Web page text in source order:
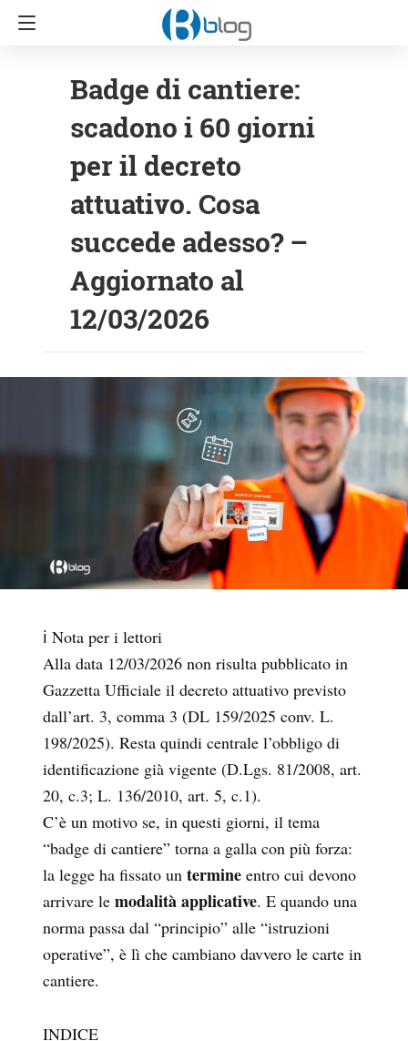
Badge di cantiere:
scadono i 60 giorni
per il decreto
attuativo. Cosa
succede adesso? –
Aggiornato al
12/03/2026
ℹ Nota per i lettori
Alla data 12/03/2026 non risulta pubblicato in
Gazzetta Ufficiale il decreto attuativo previsto
dall’art. 3, comma 3 (DL 159/2025 conv. L.
198/2025). Resta quindi centrale l’obbligo di
identificazione già vigente (D.Lgs. 81/2008, art.
20, c.3; L. 136/2010, art. 5, c.1).
C’è un motivo se, in questi giorni, il tema
“badge di cantiere” torna a galla con più forza:
la legge ha fissato un termine entro cui devono
arrivare le modalità applicative. E quando una
norma passa dal “principio” alle “istruzioni
operative”, è lì che cambiano davvero le carte in
cantiere.
INDICE